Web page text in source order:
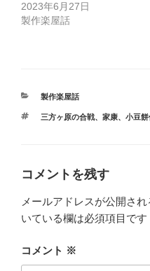
2023年6月27日
製作楽屋話
カ
ゴ
製作楽屋話
タ
三方ヶ原の合戦、 家康、 小豆餅
コメントを残す
メールアドレスが公開され
いている欄は必須項目です
コメント ※